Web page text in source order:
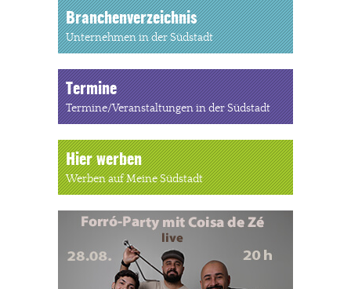
Branchenverzeichnis
Unternehmen in der Südstadt
Termine
Termine/Veranstaltungen in der Südstadt
Hier werben
Werben auf Meine Südstadt